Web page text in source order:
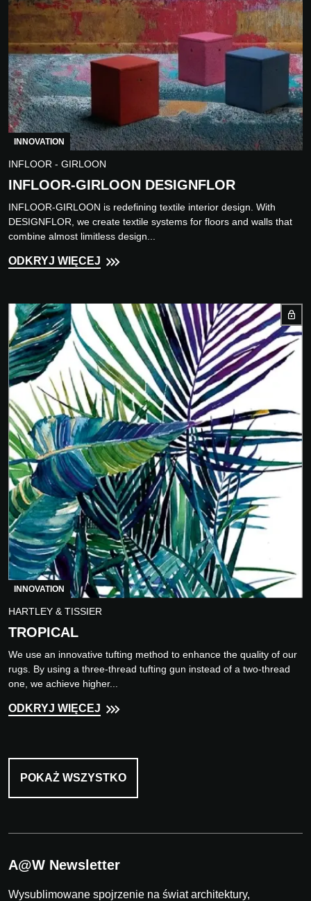
INNOVATION
INFLOOR - GIRLOON
INFLOOR-GIRLOON DESIGNFLOR
INFLOOR-GIRLOON is redefining textile interior design. With
DESIGNFLOR, we create textile systems for floors and walls that
combine almost limitless design...
ODKRYJ WIĘCEJ
INNOVATION
HARTLEY & TISSIER
TROPICAL
We use an innovative tufting method to enhance the quality of our
rugs. By using a three-thread tufting gun instead of a two-thread
one, we achieve higher...
ODKRYJ WIĘCEJ
POKAŻ WSZYSTKO
A@W Newsletter
Wysublimowane spojrzenie na świat architektury,